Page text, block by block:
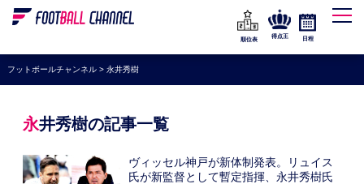
WEリーグ
海外サッカー
プレミアリーグ
ラ・リーガ
ブンデスリーガ
順位表
得点王 日程
フットボールチャンネル> 永井秀樹
永井秀樹の記事一覧
ヴィッセル神戸が新体制発表。リュイス
氏が新監督として暫定指揮、永井秀樹氏